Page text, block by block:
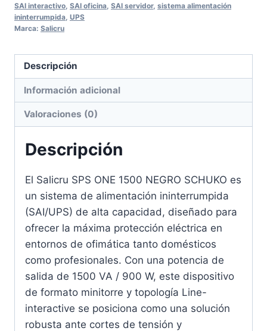
SAI interactivo SAI oficina SAI servidor, sistema alimentación
ininterrumpida UPS
Marca: Salicru
Descripción
Información adicional
Valoraciones (0)
Descripción
El Salicru SPS ONE 1500 NEGRO SCHUKO es
un sistema de alimentación ininterrumpida
(SAI/UPS) de alta capacidad, diseñado para
ofrecer la máxima protección eléctrica en
entornos de ofimática tanto domésticos
como profesionales. Con una potencia de
salida de 1500 VA / 900 W, este dispositivo
de formato minitorre y topología Line-
interactive se posiciona como una solución
robusta ante cortes de tensión y